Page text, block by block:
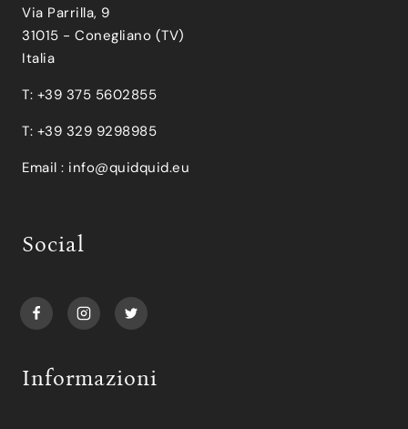
Via Parrilla, 9
31015 - Conegliano (TV)
Italia
T: +39 375 5602855
T: +39 329 9298985
Email : info@quidquid.eu
Social
Informazioni